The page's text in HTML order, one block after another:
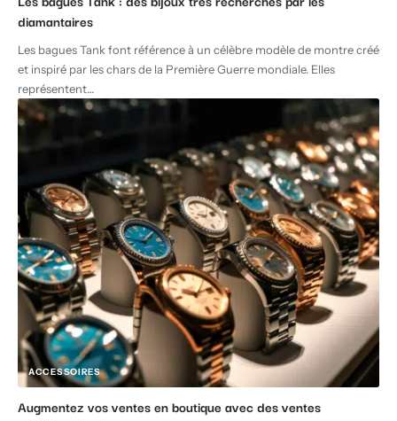
diamantaires
Les bagues Tank font référence à un célèbre modèle de montre créé
et inspiré par les chars de la Première Guerre mondiale. Elles
représentent…
ACCESSOIRES
Augmentez vos ventes en boutique avec des ventes